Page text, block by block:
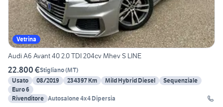
Vetrina
Audi A6 Avant 40 2.0 TDI 204cv Mhev S LINE
22.800 €Stigliano(MT)
Usato
08/2019 234397 Km Mild Hybrid Diesel
Sequenziale
Euro 6
Rivenditore Autosalone 4x4 Dipersia